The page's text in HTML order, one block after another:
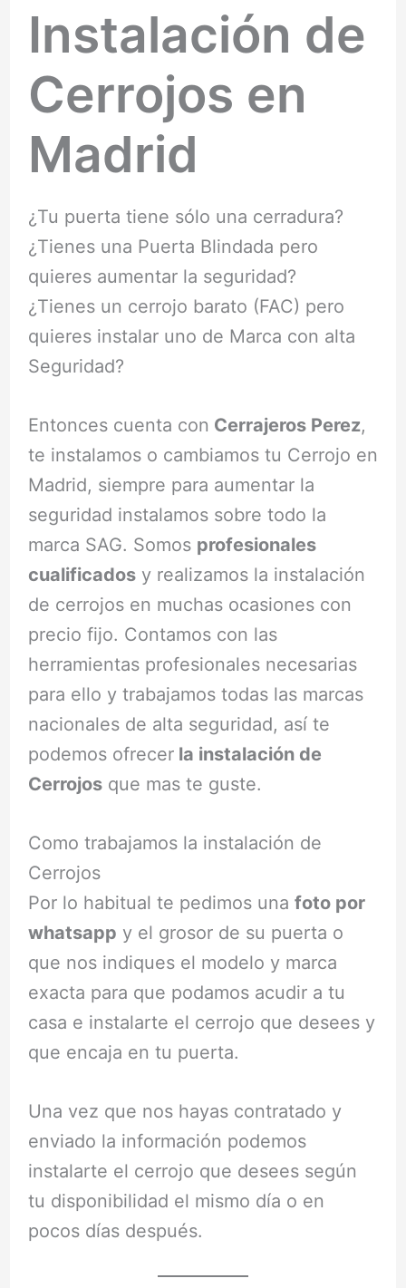
Instalación de
Cerrojos en
Madrid
¿Tu puerta tiene sólo una cerradura?
¿Tienes una Puerta Blindada pero
quieres aumentar la seguridad?
¿Tienes un cerrojo barato (FAC) pero
quieres instalar uno de Marca con alta
Seguridad?
Entonces cuenta con Cerrajeros Perez,
te instalamos o cambiamos tu Cerrojo en
Madrid, siempre para aumentar la
seguridad instalamos sobre todo la
marca SAG. Somos profesionales
cualificadosy realizamos la instalación
de cerrojos en muchas ocasiones con
precio fijo. Contamos con las
herramientas profesionales necesarias
para ello y trabajamos todas las marcas
nacionales de alta seguridad, así te
podemos ofrecerla instalación de
Cerrojosque mas te guste.
Como trabajamos la instalación de
Cerrojos
Por lo habitual te pedimos una foto por
whatsapp y el grosor de su puerta o
que nos indiques el modelo y marca
exacta para que podamos acudir a tu
casa e instalarte el cerrojo que desees y
que encaja en tu puerta.
Una vez que nos hayas contratado y
enviado la información podemos
instalarte el cerrojo que desees según
tu disponibilidad el mismo día o en
pocos días después.